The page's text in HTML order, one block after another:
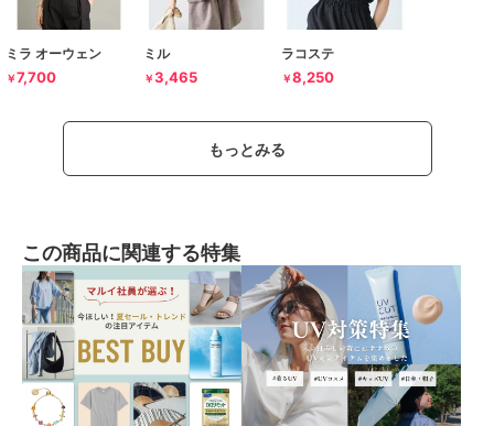
ミラ オーウェン
￥7,700
ミル
￥3,465
ラコステ
￥8,250
もっとみる
この商品に関連する特集